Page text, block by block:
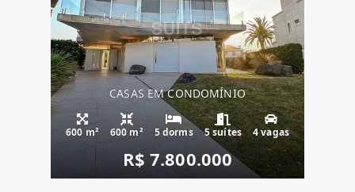
CASAS EM CONDOMÍNIO
600 m² 600 m² 5 dorms 5 suítes 4 vagas
R$ 7.800.000